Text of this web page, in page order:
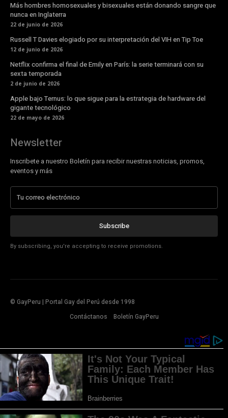
Más hombres homosexuales y bisexuales están donando sangre que
nunca en Inglaterra
22 de junio de 2026
Russell T Davies elogiado por su interpretación del VIH en Tip Toe
12 de junio de 2026
Netflix confirma el final de Emily en París: la serie terminará con su
sexta temporada
2 de junio de 2026
Apple bajo Ternus: lo que sigue para la estrategia de hardware del
gigante tecnológico
22 de mayo de 2026
Newsletter
Inscribete a nuestro Boletín para recibir nuestras noticias, promos,
eventos y más
Subscribe
By subscribing, you're accepting to receive promotions.
© GayPeru | Portal Gay del Perú desde 1998
Contáctanos
Boletín GayPeru